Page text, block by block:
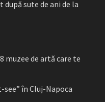
sute de ani de la
muzee de artă care te
see” în Cluj-Napoca